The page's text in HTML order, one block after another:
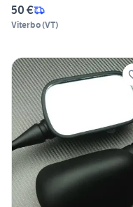
50 €
Viterbo(VT)